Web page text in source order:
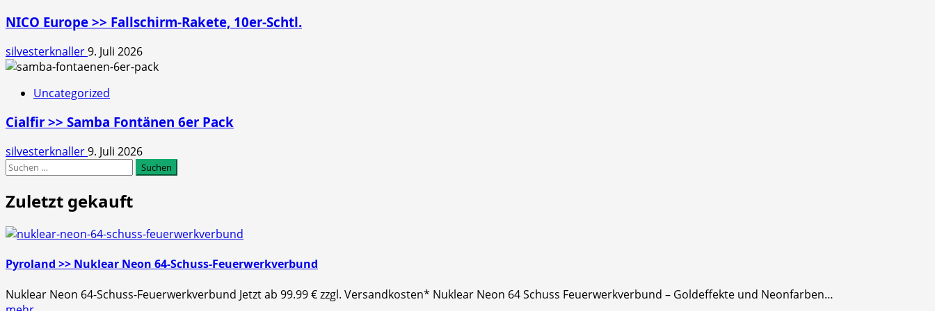
NICO Europe >> Fallschirm-Rakete, 10er-Schtl.
silvesterknaller9. Juli 2026
Uncategorized
Cialfir >> Samba Fontänen 6er Pack
silvesterknaller9. Juli 2026
Suchen
Zuletzt gekauft
Pyroland >> Nuklear Neon 64-Schuss-Feuerwerkverbund
Nuklear Neon 64-Schuss-Feuerwerkverbund Jetzt ab 99.99 € zzgl. Versandkosten* Nuklear Neon 64 Schuss Feuerwerkverbund – Goldeffekte und Neonfarben…